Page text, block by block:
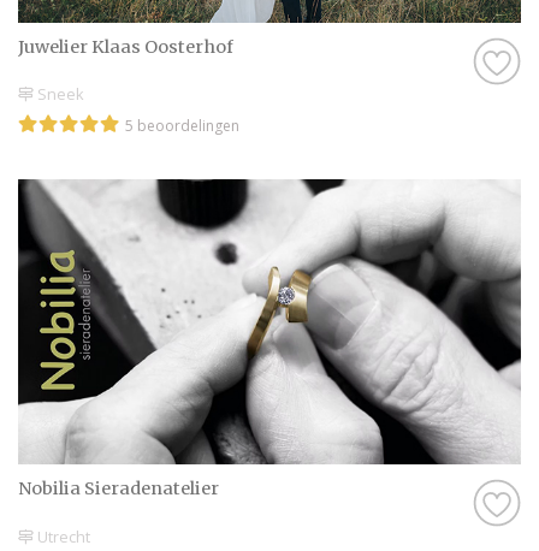
Juwelier Klaas Oosterhof
Sneek
5 beoordelingen
Nobilia Sieradenatelier
Utrecht